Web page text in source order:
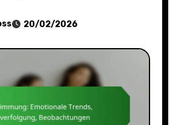
20/02/2026